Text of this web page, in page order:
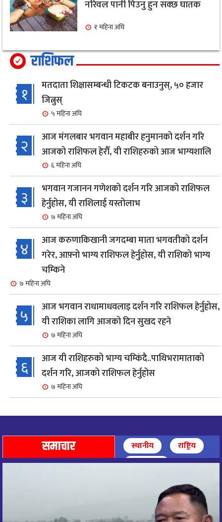
नरिवल पानी पिउनु हुन सक्छ घातक
१ महिना अघि
राशिफल
१
मतदाता शिक्षासम्बन्धी टिकटक बनाउनुस्, ५० हजार
जित्नुस्
५ महिना अघि
२
आज मंगलबार भगवान महाबीर हनुमानको दर्शन गरि
आजको राशिफल हेरौँ, यी राशिहरुको आज भाग्यशालि
६ महिना अघि
३
भगवान गजानन गणेशको दर्शन गरि आजको राशिफल
हेर्नुहोस, यी राशिलाई यस्तोलाभ
७ महिना अघि
४
आज करुणाकिखानी जगदम्बा माता भगवतीको दर्शन
गरेर, आफ़्नो भाग्य राशिफल हेर्नुहोस, यी राशिको भाग्य
चम्किने
७ महिना अघि
५
आज भगवान राधामाधवलाइ दर्शन गरि राशिफल हेर्नुहोस,
यी राशिका लागि आजको दिन सुखद रहने
७ महिना अघि
६
आज यी राशिहरुको भाग्य चम्किंदै..पाथिभरामाताको
दर्शन गरि, आजको राशिफल हेर्नुहोस
७ महिना अघि
७
८ महिना अघि
८
आज पाथिभारा माताको दर्शन गरि, दिनको सुरुवात गर्दै,
आज माताभगवती जगज्जननी पाथिभरादेवीको दर्शन गरि
समाचार स्थानीय
राष्ट्रिय
अन्तर्राष्ट्रिय